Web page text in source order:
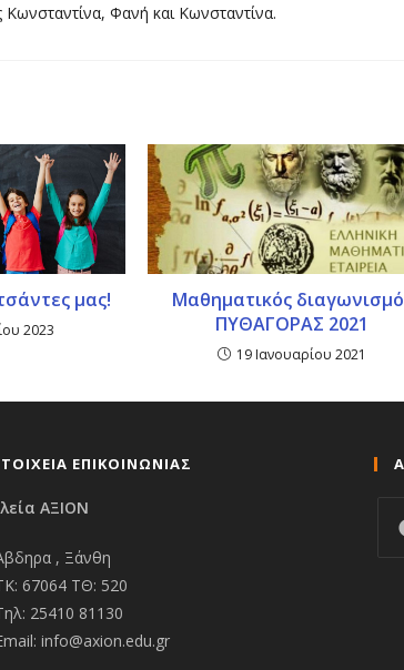
Φανή και Κωνσταντίνα.
μας!
2023
Μαθηματικός
ΠΥΘΑΓΟΡΑΣ 2021
19 Ιανουαρίου 2021
ΕΠΙΚΟΙΝΩΝΙΑΣ
ΑΞΙΟΝ
, Ξάνθη
67064 ΤΘ: 520
25410 81130
info@axion.edu.gr